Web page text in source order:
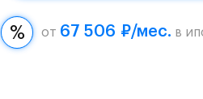
от 67 506 ₽/мес. в